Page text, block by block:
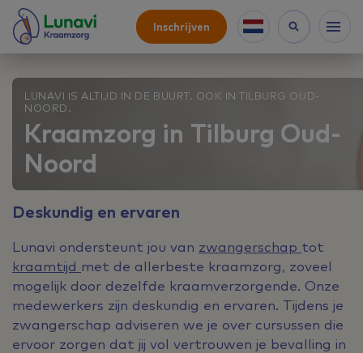
Inschrijven
LUNAVI IS ALTIJD IN DE BUURT. OOK IN TILBURG OUD-
NOORD.
Kraamzorg in Tilburg Oud-
Noord
Deskundig en ervaren
Lunavi ondersteunt jou van zwangerschap tot
kraamtijd met de allerbeste kraamzorg, zoveel
mogelijk door dezelfde kraamverzorgende. Onze
medewerkers zijn deskundig en ervaren. Tijdens je
zwangerschap adviseren we je over cursussen die
ervoor zorgen dat jij vol vertrouwen je bevalling in